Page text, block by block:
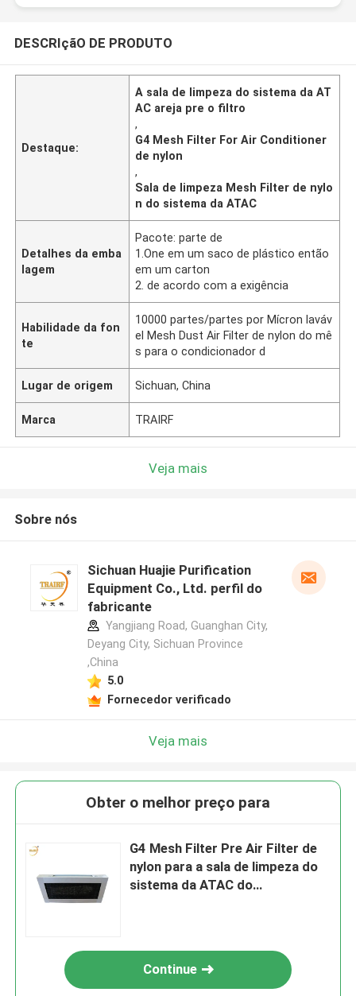
DESCRIçãO DE PRODUTO
Destaque:
A sala de limpeza do sistema da AT
AC areja pre o filtro
,
G4 Mesh Filter For Air Conditioner
de nylon
,
Sala de limpeza Mesh Filter de nylo
n do sistema da ATAC
Detalhes da emba
lagem
Pacote: parte de
1.One em um saco de plástico então
em um carton
2. de acordo com a exigência
Habilidade da fon
te
10000 partes/partes por Mícron laváv
el Mesh Dust Air Filter de nylon do mê
s para o condicionador d
Lugar de origem Sichuan, China
Marca TRAIRF
Veja mais
Sobre nós
Sichuan Huajie Purification
Equipment Co., Ltd. perfil do
fabricante
Yangjiang Road, Guanghan City,
Deyang City, Sichuan Province
,China
5.0
Fornecedor verificado
Veja mais
Obter o melhor preço para
G4 Mesh Filter Pre Air Filter de
nylon para a sala de limpeza do
sistema da ATAC do
Continue